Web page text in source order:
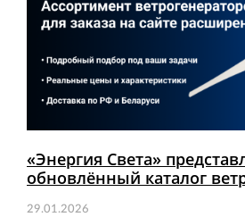
«Энергия Света»
обновлённый каталог
29.01.2026